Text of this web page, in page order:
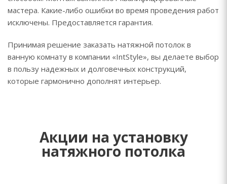
мастера. Какие-либо ошибки во время проведения работ
исключены. Предоставляется гарантия.
Принимая решение заказать натяжной потолок в
ванную комнату в компании «IntStyle», вы делаете выбор
в пользу надежных и долговечных конструкций,
которые гармонично дополнят интерьер.
Акции на установку
натяжного потолка